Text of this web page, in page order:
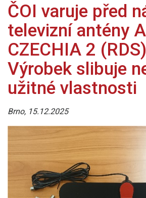
ČOI varuje před
televizní antény
CZECHIA 2
Výrobek slibuje
užitné vlastnosti
Brno, 15.12.2025